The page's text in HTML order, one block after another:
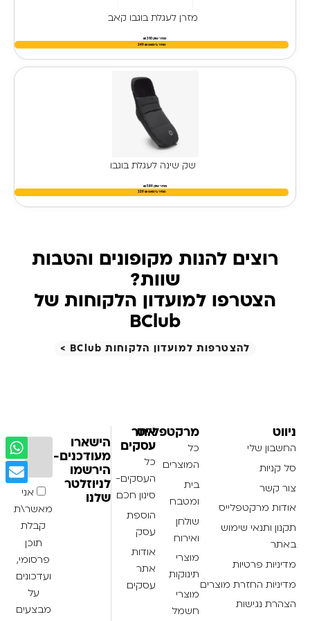
מזרן לעגלת בוגבו קאב
מחיר שוק 310 ₪
מחיר בימאפ ₪
249
שק שינה לעגלת בוגבו
מחיר שוק 589 ₪
מחיר בימאפ 329
רוצים להנות מקופונים והטבות
שוות?
הצטרפו למועדון הלקוחות של
BClub
להצטרפות למועדון הלקוחות BClub >
ניווט
החשבון שלי
סל קניות
צור קשר
אודות מרקטפלייס
תקנון ותנאי שימוש
באתר
מדיניות פרטיות
מדיניות החזרת מוצרים
הצהרת נגישות
מרקטפלייס
כל
המוצרים
בית
ומטבח
שולחן
ואירוח
מוצרי
תינוקות
מוצרי
חשמל
אתר
עסקים
כל
העסקים-
סינון חכם
הוספת
עסק
אודות
אתר
עסקים
הישארו
מעודכנים-
הירשמו
לניוזלטר
שלנו
אני
מאשר\ת
קבלת
תוכן
פרסומי,
ועדכונים
על
מבצעים